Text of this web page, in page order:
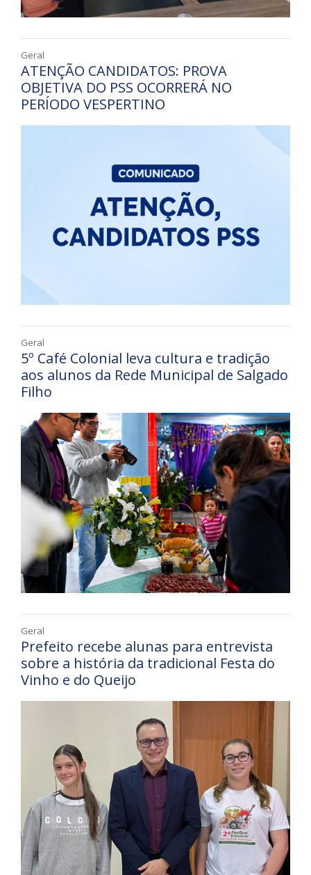
Geral
ATENÇÃO CANDIDATOS: PROVA
OBJETIVA DO PSS OCORRERÁ NO
PERÍODO VESPERTINO
Geral
5º Café Colonial leva cultura e tradição
aos alunos da Rede Municipal de Salgado
Filho
Geral
Prefeito recebe alunas para entrevista
sobre a história da tradicional Festa do
Vinho e do Queijo